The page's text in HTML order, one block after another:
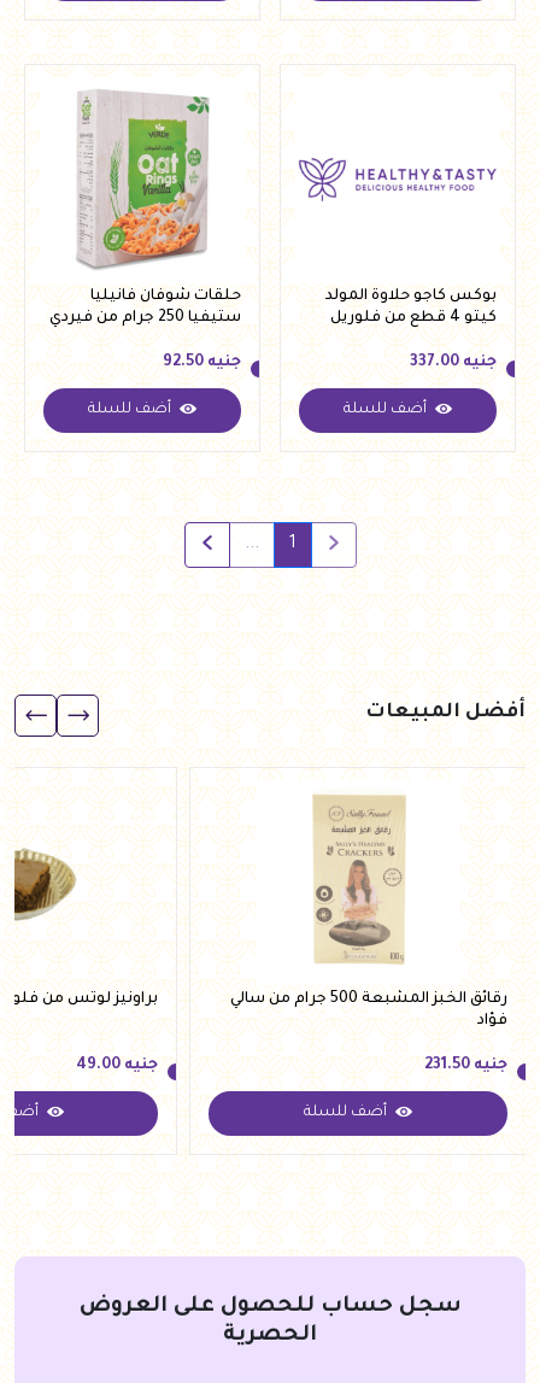
بوكس كاجو حلاوة المولد
كيتو 4 قطع من فلوريل
جنيه
جنيه 337.00
أضف للسلة
حلقات شوفان فانيليا
ستيفيا 250 جرام من فيردي
جنيه
جنيه 92.50
أضف للسلة
1
...
أفضل المبيعات
رقائق الخبز المشبعة 500 جرام من سالي
فؤاد
جنيه
جنيه 231.50
أضف للسلة
براونيز لوتس من
جنيه
جنيه 49.00
أضف
سجل حساب للحصول على العروض
الحصرية